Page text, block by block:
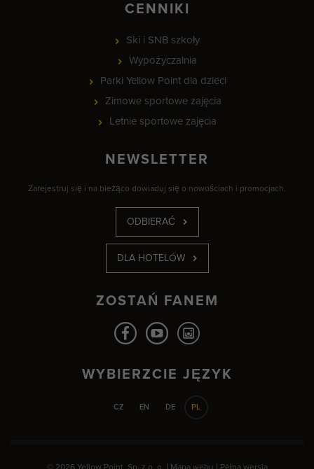
CENNIKI
Ski i SNB szkoły
Wypożyczalnia
Parki Yellow Point dla dzieci
Zimowe sportowe zajęcia
Letnie sportowe zajęcia
NEWSLETTER
Zarejestruj się i na bieżąco dowiaduj się o nowościach i promocjach.
ODBIERAĆ
DLA HOTELÓW
ZOSTAŃ FANEM
WYBIERZCIE JĘZYK
CZ EN DE PL
© 2026 Yellow Point, Sp. z o. o. | Mapa webu Pełna wersja